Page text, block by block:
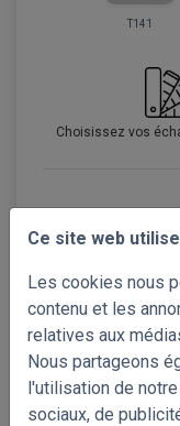
Ce site web
Les cookies nous
contenu et les
relatives aux
Nous partageons
l'utilisation de
sociaux, de
T141
Choisissez vos
Référence